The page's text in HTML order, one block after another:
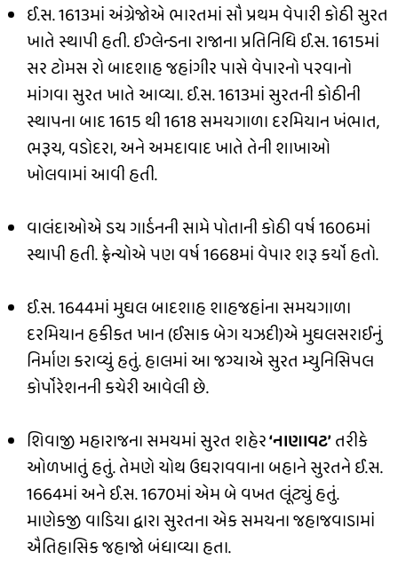
ઈ.સ. 1613માં અંગ્રેજોએ ભારતમાં સૌ પ્રથમ વેપારી કોઠી સુરત
ખાતે સ્થાપી હતી. ઈગ્લેન્ડના રાજાના પ્રતિનિધિ ઈ.સ. 1615માં
સર ટોમસ રો બાદશાહ જહાંગીર પાસે વેપારનો ૫૨વાનો
માંગવા સુરત ખાતે આવ્યા. ઈ.સ. 1613માં સુરતની કોઠીની
સ્થાપના બાદ 1615 થી 1618 સમયગાળા દરમિયાન ખંભાત,
ભરૂચ, વડોદરા, અને અમદાવાદ ખાતે તેની શાખાઓ
ખોલવામાં આવી હતી.
વાલંદાઓએ ડચ ગાર્ડનની સામે પોતાની કોઠી વર્ષ 1606માં
સ્થાપી હતી. ફ્રેન્ચોએ પણ વર્ષ 1668માં વેપાર શરૂ કર્યો હતો.
ઈ.સ. 1644માં મુઘલ બાદશાહ શાહજહાંના સમયગાળા
દરમિયાન હકીકત ખાન (ઈસાક બેગ યઝદી)એ મુઘલસરાઈનું
નિર્માણ કરાવ્યું હતું. હાલમાં આ જગ્યાએ સુરત મ્યુનિસિપલ
કોર્પોરેશનની કચેરી આવેલી છે.
શિવાજી મહારાજના સમયમાં સુરત શહેર‘નાણાવટ’તરીકે
ઓળખાતું હતું. તેમણે ચોથ ઉઘ૨ાવવાના બહાને સુરતને ઈ.સ.
1664માં અને ઈ.સ. 1670માં એમ બે વખત લૂંટ્યું હતું.
માણેકજી વાડિયા દ્વારા સુરતના એક સમયના જહાજવાડામાં
ઐતિહાસિક જહાજો બંધાવ્યા હતા.